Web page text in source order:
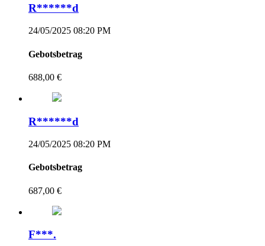
R******d
24/05/2025 08:20 PM
Gebotsbetrag
688,00 €
R******d
24/05/2025 08:20 PM
Gebotsbetrag
687,00 €
F***.